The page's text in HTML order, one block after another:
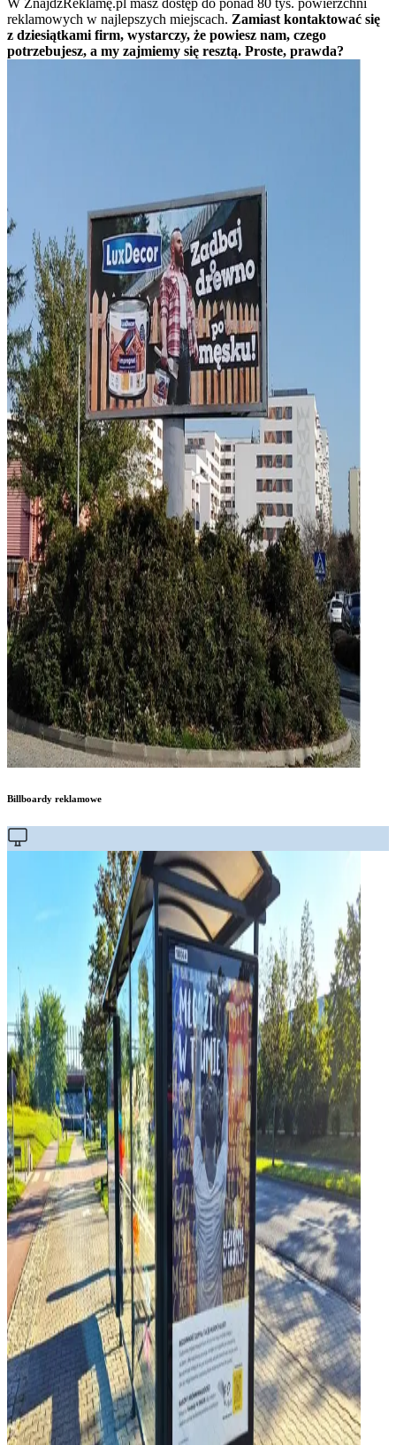
W ZnajdźReklamę.pl masz dostęp do ponad 80 tys. powierzchni
reklamowych w najlepszych miejscach. Zamiast kontaktować się
z dziesiątkami firm, wystarczy, że powiesz nam, czego
potrzebujesz, a my zajmiemy się resztą. Proste, prawda?
Billboardy reklamowe